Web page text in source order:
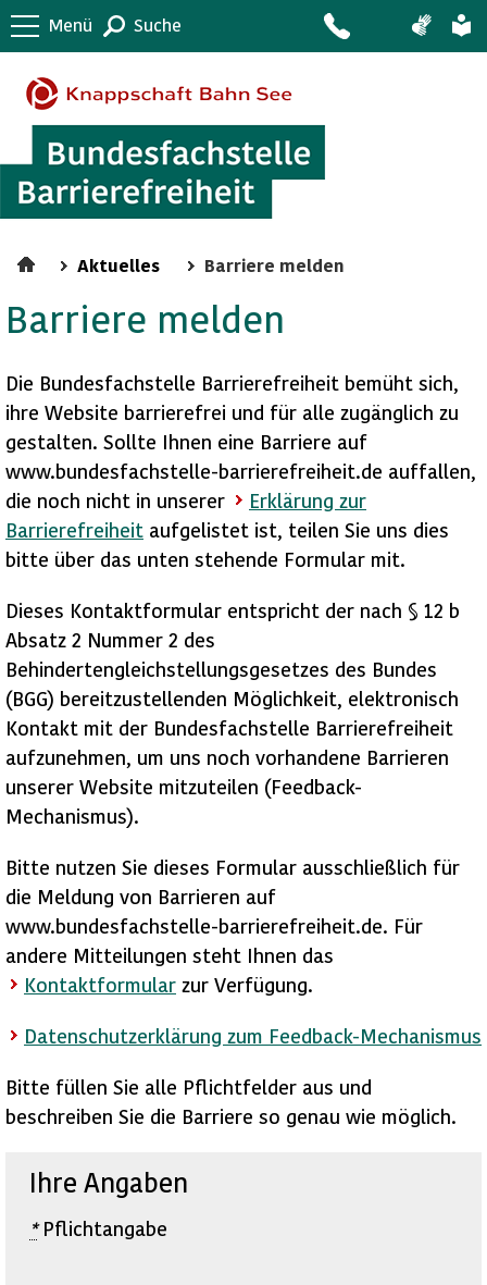
Menü Suche
Aktuelles Barriere melden
Barriere melden
Die Bundesfachstelle Barrierefreiheit bemüht sich,
ihre Website barrierefrei und für alle zugänglich zu
gestalten. Sollte Ihnen eine Barriere auf
www.bundesfachstelle-barrierefreiheit.de auffallen,
die noch nicht in unserer
Erklärung zur
Barrierefreiheit aufgelistet ist, teilen Sie uns dies
bitte über das unten stehende Formular mit.
Dieses Kontaktformular entspricht der nach § 12 b
Absatz 2 Nummer 2 des
Behindertengleichstellungsgesetzes des Bundes
(BGG) bereitzustellenden Möglichkeit, elektronisch
Kontakt mit der Bundesfachstelle Barrierefreiheit
aufzunehmen, um uns noch vorhandene Barrieren
unserer Website mitzuteilen (Feedback-
Mechanismus).
Bitte nutzen Sie dieses Formular ausschließlich für
die Meldung von Barrieren auf
www.bundesfachstelle-barrierefreiheit.de. Für
andere Mitteilungen steht Ihnen das
Kontaktformular zur Verfügung.
Datenschutzerklärung zum Feedback-Mechanismus
Bitte füllen Sie alle Pflichtfelder aus und
beschreiben Sie die Barriere so genau wie möglich.
Ihre Angaben
*Pflichtangabe